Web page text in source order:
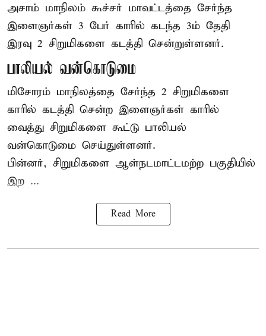
அசாம் மாநிலம் கூச்சர் மாவட்டத்தை சேர்ந்த
இளைஞர்கள் 3 பேர் காரில் கடந்த 3ம் தேதி
இரவு 2 சிறுமிகளை கடத்தி சென்றுள்ளனர்.
பாலியல் வன்கொடுமை
மிசோரம் மாநிலத்தை சேர்ந்த 2 சிறுமிகளை
காரில் கடத்தி சென்ற இளைஞர்கள் காரில்
வைத்து சிறுமிகளை கூட்டு பாலியல்
வன்கொடுமை செய்துள்ளனர்.
பின்னர், சிறுமிகளை ஆள்நடமாட்டமற்ற பகுதியில்
இற ...
Read More